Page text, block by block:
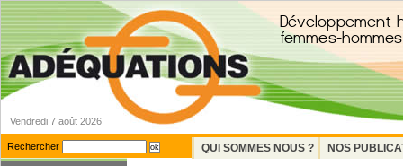
Vendredi 7 août 2026
Rechercher QUI SOMMES NOUS ?
NOS